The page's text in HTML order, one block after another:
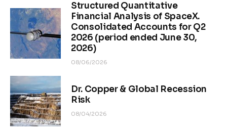
Structured Quantitative
Financial Analysis of SpaceX.
Consolidated Accounts for Q2
2026 (period ended June 30,
2026)
08/06/2026
Dr. Copper & Global Recession
Risk
08/04/2026